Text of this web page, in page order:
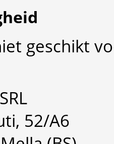
geschikt
52/A6